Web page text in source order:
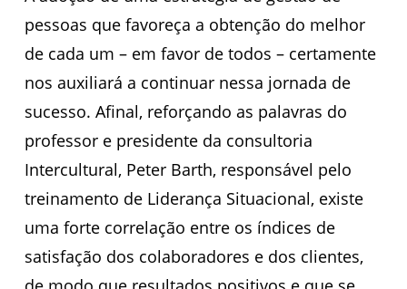
pessoas que favoreça a obtenção do melhor
de cada um – em favor de todos – certamente
nos auxiliará a continuar nessa jornada de
sucesso. Afinal, reforçando as palavras do
professor e presidente da consultoria
Intercultural, Peter Barth, responsável pelo
treinamento de Liderança Situacional, existe
uma forte correlação entre os índices de
satisfação dos colaboradores e dos clientes,